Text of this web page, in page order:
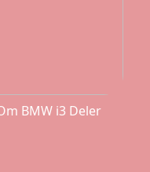
BMW i3 Deler